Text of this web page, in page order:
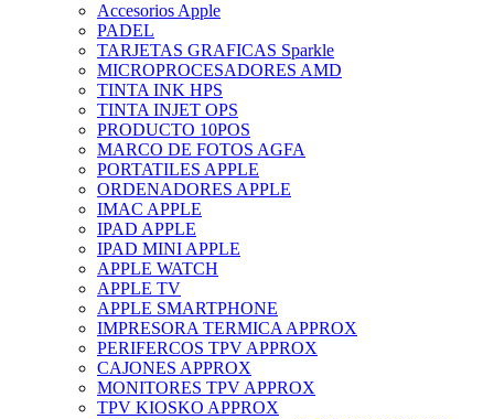
Accesorios Apple
PADEL
TARJETAS GRAFICAS Sparkle
MICROPROCESADORES AMD
TINTA INK HPS
TINTA INJET OPS
PRODUCTO 10POS
MARCO DE FOTOS AGFA
PORTATILES APPLE
ORDENADORES APPLE
IMAC APPLE
IPAD APPLE
IPAD MINI APPLE
APPLE WATCH
APPLE TV
APPLE SMARTPHONE
IMPRESORA TERMICA APPROX
PERIFERCOS TPV APPROX
CAJONES APPROX
MONITORES TPV APPROX
TPV KIOSKO APPROX